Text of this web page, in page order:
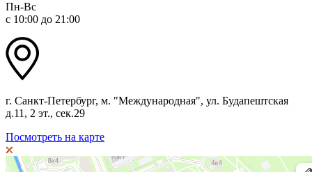
Пн-Вс
с 10:00 до 21:00
г. Санкт-Петербург, м. "Международная", ул. Будапештская
д.11, 2 эт., сек.29
Посмотреть на карте